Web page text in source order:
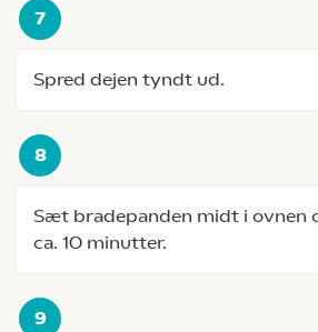
Spred dejen tyndt ud.
Sæt bradepanden midt i ovnen
ca. 10 minutter.